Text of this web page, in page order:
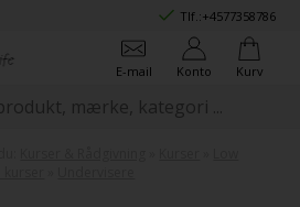
Tlf.:+4577358786
E-mail Konto Kurv